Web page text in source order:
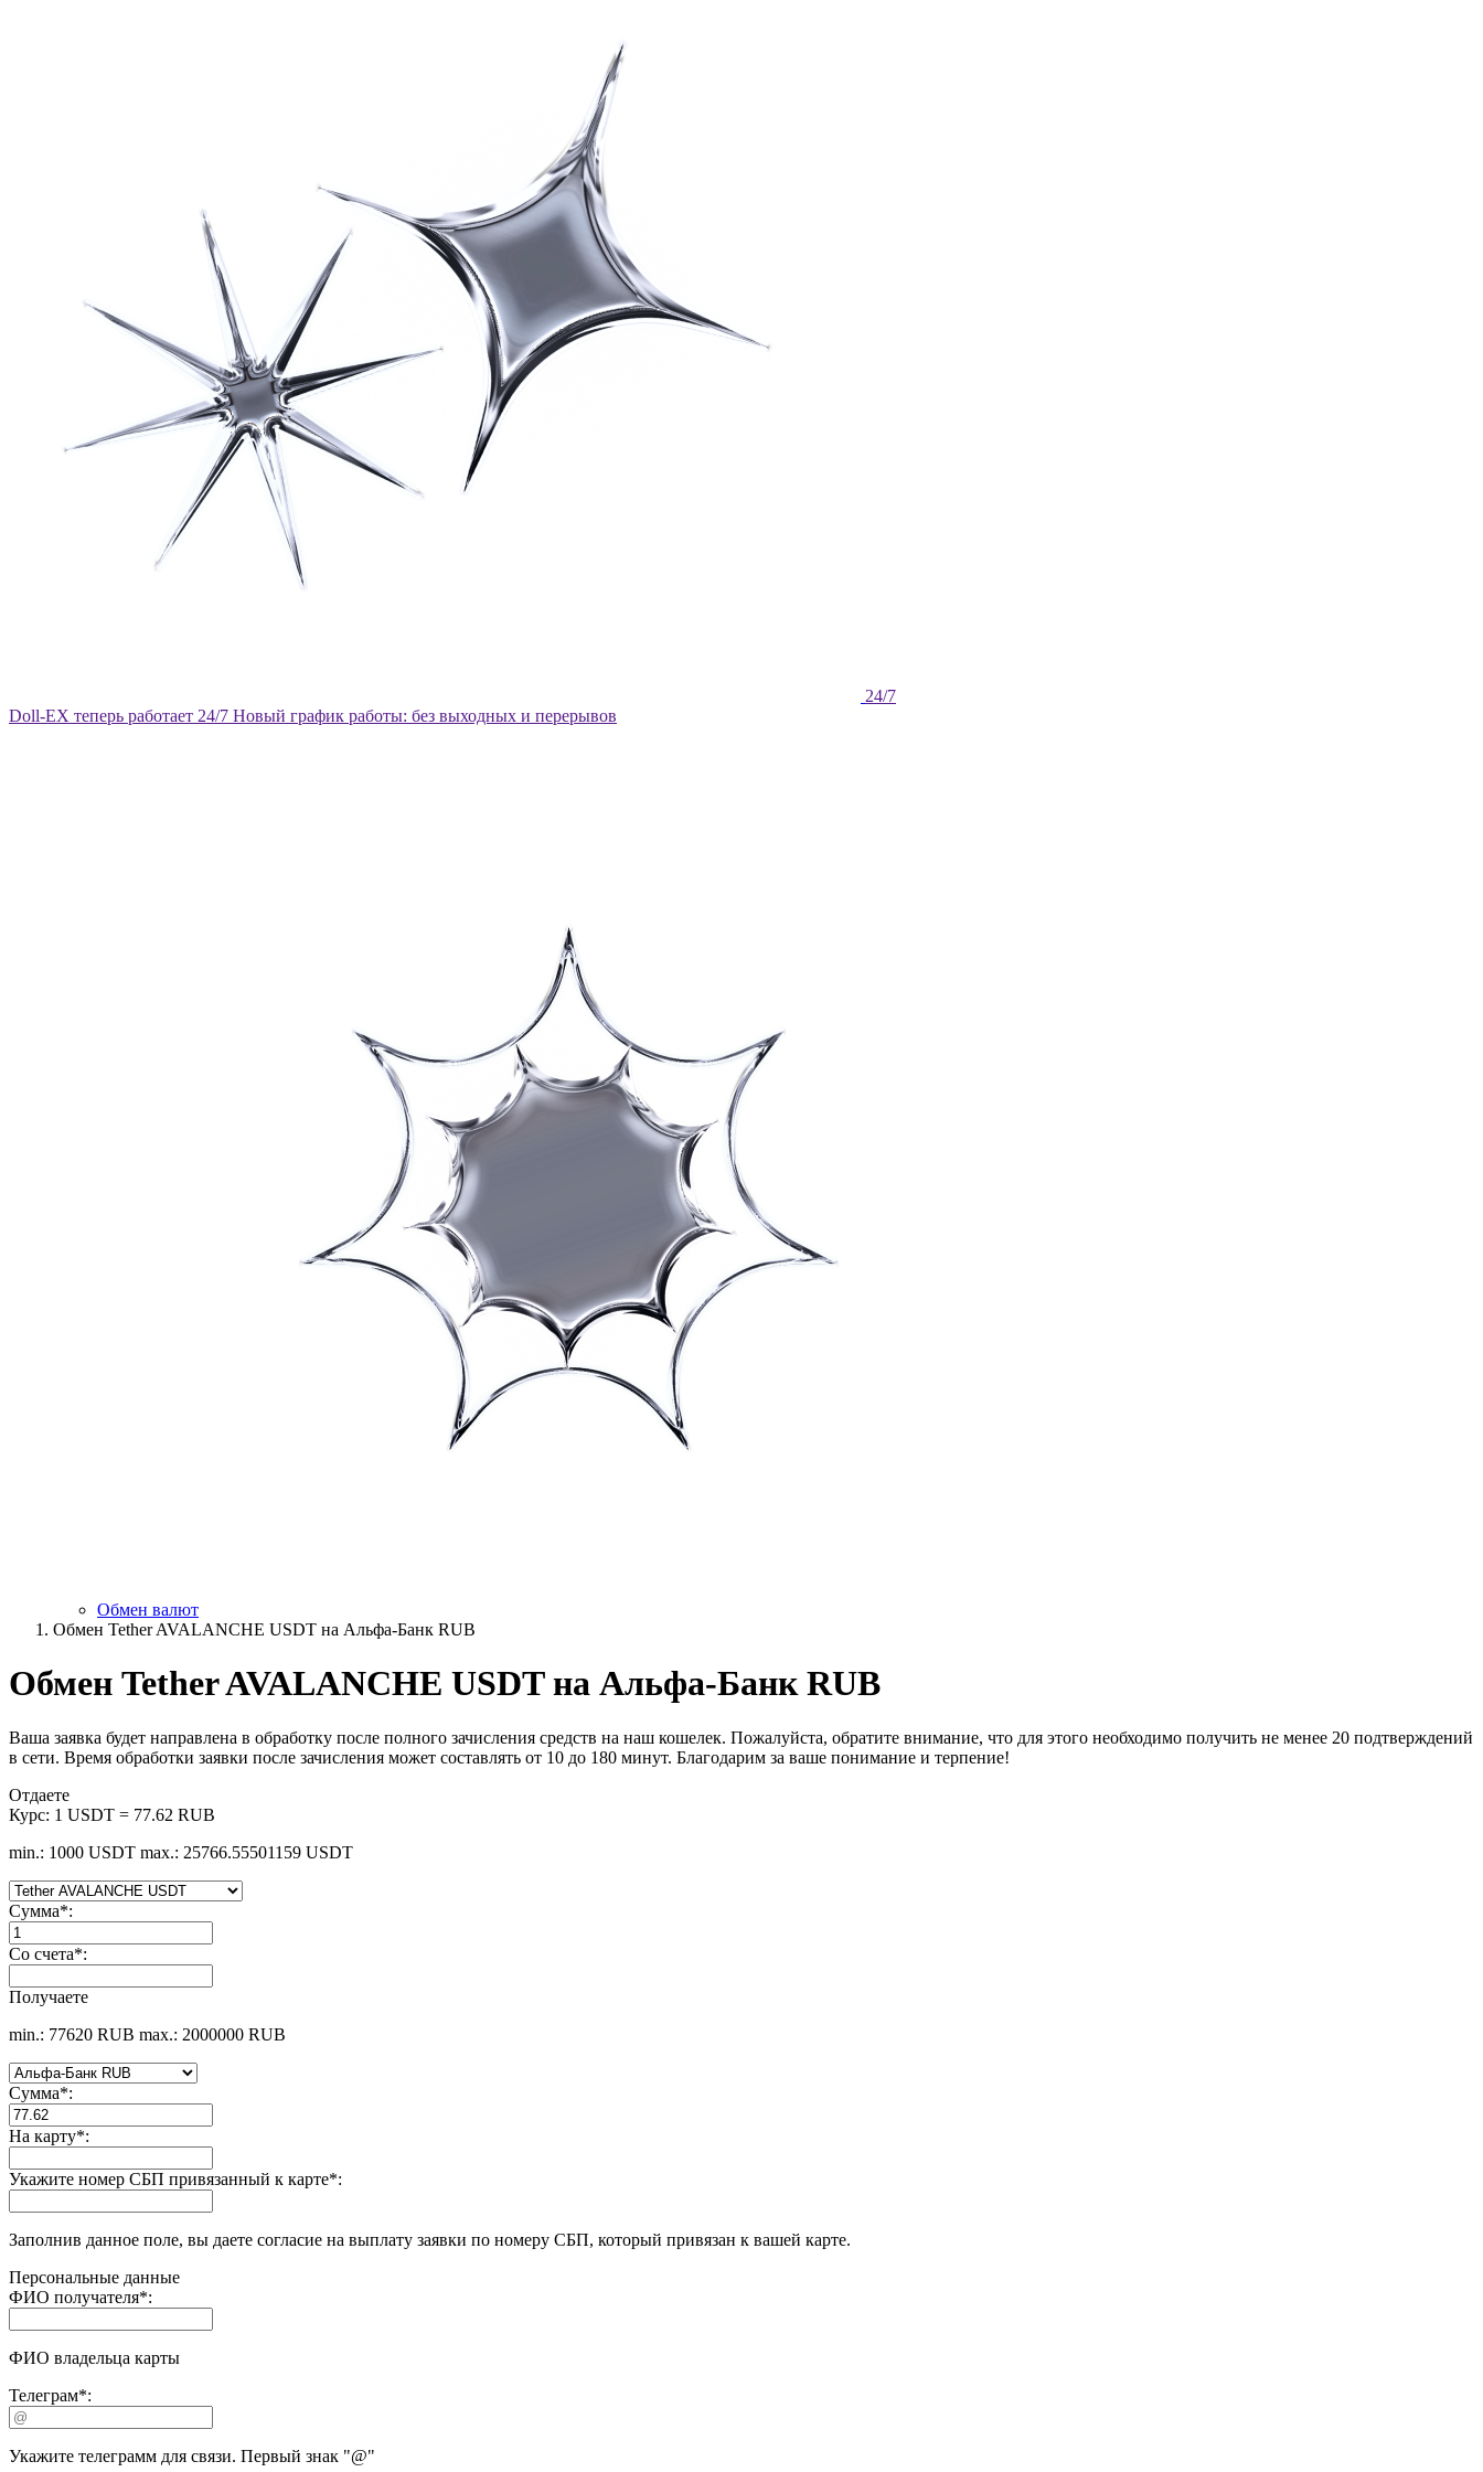
Doll-EX теперь работает 24/7 Новый график работы: без выходных и перерывов
Обмен валют
Обмен Tether AVALANCHE USDT на Альфа-Банк RUB
Обмен Tether AVALANCHE USDT на Альфа-Банк RUB
Ваша заявка будет направлена в обработку после полного зачисления средств на наш кошелек. Пожалуйста, обратите внимание, что для этого необходимо получить не менее 20 подтверждений
в сети. Время обработки заявки после зачисления может составлять от 10 до 180 минут. Благодарим за ваше понимание и терпение!
Отдаете
Курс: 1 USDT = 77.62 RUB
min.: 1000 USDT max.: 25766.55501159 USDT
Сумма*:
Со счета*:
Получаете
min.: 77620 RUB max.: 2000000 RUB
Сумма*:
На карту*:
Укажите номер СБП привязанный к карте*:
Заполнив данное поле, вы даете согласие на выплату заявки по номеру СБП, который привязан к вашей карте.
Персональные данные
ФИО получателя*:
ФИО владельца карты
Телеграм*:
Укажите телеграмм для связи. Первый знак "@"